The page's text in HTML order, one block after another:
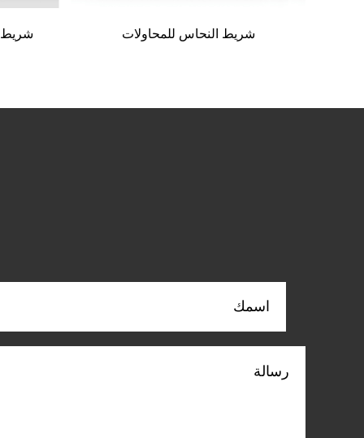
شريط النحاس لكابل مقاوم للحريق شريط